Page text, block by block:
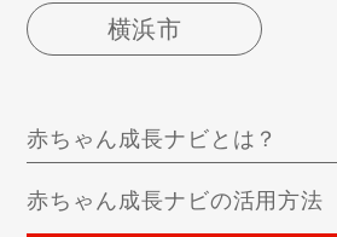
横浜市
赤ちゃん成長ナビとは？
赤ちゃん成長ナビの活用方法